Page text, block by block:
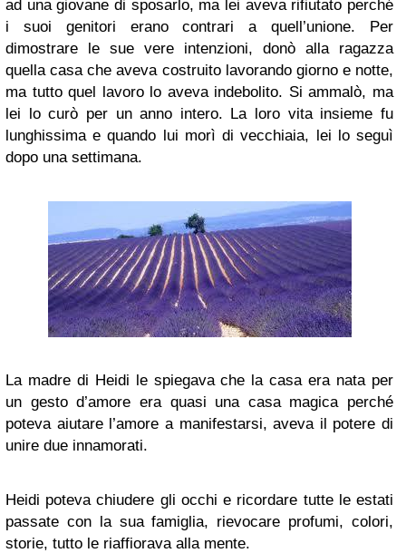
ad una giovane di sposarlo, ma lei aveva rifiutato perché
i suoi genitori erano contrari a quell’unione. Per
dimostrare le sue vere intenzioni, donò alla ragazza
quella casa che aveva costruito lavorando giorno e notte,
ma tutto quel lavoro lo aveva indebolito. Si ammalò, ma
lei lo curò per un anno intero. La loro vita insieme fu
lunghissima e quando lui morì di vecchiaia, lei lo seguì
dopo una settimana.
La madre di Heidi le spiegava che la casa era nata per
un gesto d’amore era quasi una casa magica perché
poteva aiutare l’amore a manifestarsi, aveva il potere di
unire due innamorati.
Heidi poteva chiudere gli occhi e ricordare tutte le estati
passate con la sua famiglia, rievocare profumi, colori,
storie, tutto le riaffiorava alla mente.